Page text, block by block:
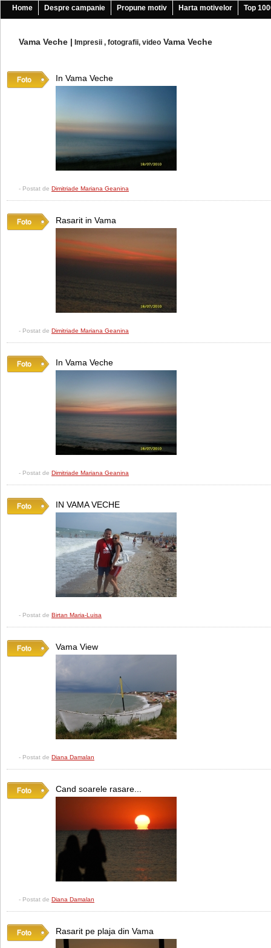
Home Despre campanie Propune motiv Harta motivelor Top
Vama Veche | Impresii , fotografii, video Vama Veche
In Vama Veche
- Postat de Dimitriade Mariana Geanina
Rasarit in Vama
- Postat de Dimitriade Mariana Geanina
In Vama Veche
- Postat de Dimitriade Mariana Geanina
IN VAMA VECHE
- Postat de Birtan Maria-Luisa
Vama View
- Postat de Diana Damalan
Cand soarele rasare...
- Postat de Diana Damalan
Rasarit pe plaja din Vama